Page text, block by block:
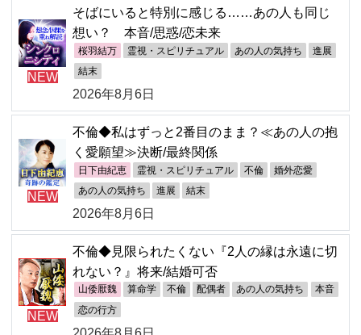
NEW
そばにいると特別に感じる……あの人も同じ
想い？ 本音/思惑/恋未来
桜羽結万 霊視・スピリチュアル あの人の気持ち 進展
結末
2026年8月6日
NEW
不倫◆私はずっと2番目のまま？≪あの人の抱
く愛願望≫決断/最終関係
日下由紀恵 霊視・スピリチュアル 不倫 婚外恋愛
あの人の気持ち 進展 結末
2026年8月6日
NEW
不倫◆見限られたくない『2人の縁は永遠に切
れない？』将来/結婚可否
山倭厭魏 算命学 不倫 配偶者 あの人の気持ち 本音
恋の行方
2026年8月6日